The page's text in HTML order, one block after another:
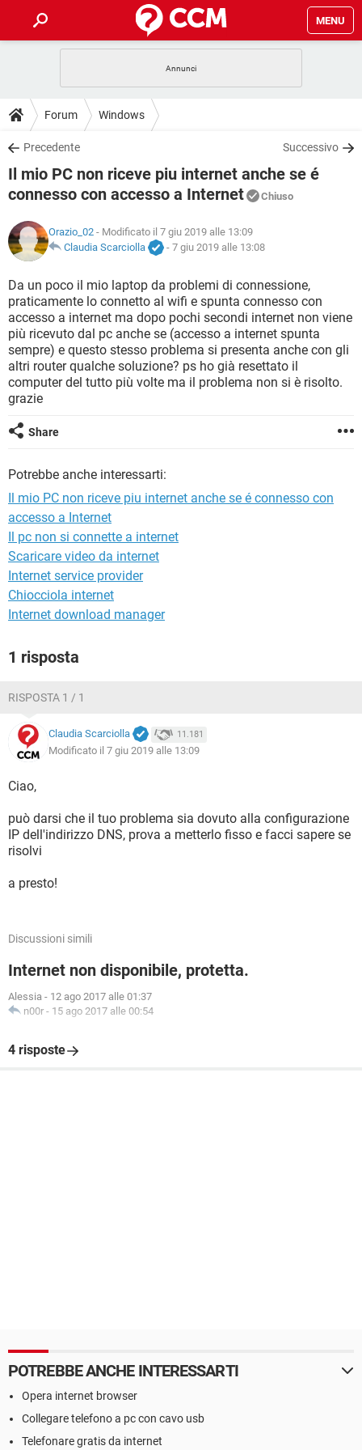
MENU
INTRATTENIMENTO
iOS
INSTAGRAM WHATSAPP
TIKTOK FACEBOOK
HARDWARE
GUIDE
COVID-19
iOS WINDOWS 10
TIKTOK FACEBOOK
DOWNLOAD
COVID-19 GAMING
INTRATTENIMENTO ANDROID
iOS WINDOWS 10
INSTAGRAM
TIKTOK FACEBOOK
HARDWARE
INTRATTENIMENTO ANDROID
INSTAGRAM WHATSAPP
TIKTOK FACEBOOK
HARDWARE
GLOSSARIO
COVID-19
INTRATTENIMENTO ANDROID
iOS WINDOWS 10
INSTAGRAM WHATSAPP
TIKTOK FACEBOOK
HARDWARE
Forum Windows
Precedente Successivo
Il mio PC non riceve piu internet anche se é
connesso con accesso a Internet
Chiuso
Orazio_02 - Modificato il 7 giu 2019 alle 13:09
Claudia Scarciolla
- 7 giu 2019 alle 13:08
Da un poco il mio laptop da problemi di connessione,
praticamente lo connetto al wifi e spunta connesso con
accesso a internet ma dopo pochi secondi internet non viene
più ricevuto dal pc anche se (accesso a internet spunta
sempre) e questo stesso problema si presenta anche con gli
altri router qualche soluzione? ps ho già resettato il
computer del tutto più volte ma il problema non si è risolto.
grazie
Share
Potrebbe anche interessarti:
Il mio PC non riceve piu internet anche se é connesso con
accesso a Internet
Il pc non si connette a internet
Scaricare video da internet
Internet service provider
Chiocciola internet
Internet download manager
1 risposta
RISPOSTA 1 / 1
Claudia Scarciolla 11.181
Modificato il 7 giu 2019 alle 13:09
Ciao,
può darsi che il tuo problema sia dovuto alla configurazione
IP dell'indirizzo DNS, prova a metterlo fisso e facci sapere se
risolvi
a presto!
Discussioni simili
Internet non disponibile, protetta.
Alessia - 12 ago 2017 alle 01:37
n00r - 15 ago 2017 alle 00:54
4 risposte
POTREBBE ANCHE INTERESSARTI
Opera internet browser
Collegare telefono a pc con cavo usb
Telefonare gratis da internet